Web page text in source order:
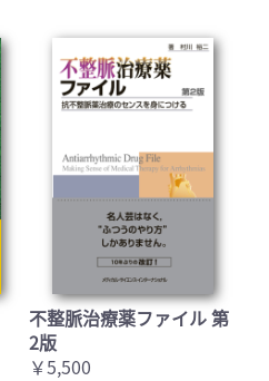
不整脈治療薬ファイル 第
2版
￥5,500